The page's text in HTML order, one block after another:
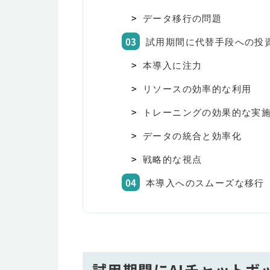
データ移行の問題
試用期間に代替手段への投
本導入に注力
リソースの効率的な利用
トレーニングの効果的な実施
データの統合と効率化
戦略的な視点
本導入へのスムーズな移行